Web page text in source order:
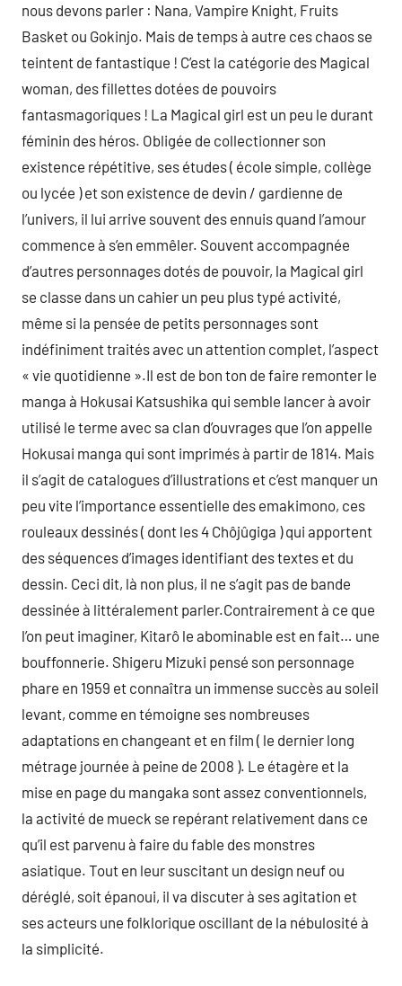
nous devons parler : Nana, Vampire Knight, Fruits
Basket ou Gokinjo. Mais de temps à autre ces chaos se
teintent de fantastique ! C’est la catégorie des Magical
woman, des fillettes dotées de pouvoirs
fantasmagoriques ! La Magical girl est un peu le durant
féminin des héros. Obligée de collectionner son
existence répétitive, ses études ( école simple, collège
ou lycée ) et son existence de devin / gardienne de
l’univers, il lui arrive souvent des ennuis quand l’amour
commence à s’en emmêler. Souvent accompagnée
d’autres personnages dotés de pouvoir, la Magical girl
se classe dans un cahier un peu plus typé activité,
même si la pensée de petits personnages sont
indéfiniment traités avec un attention complet, l’aspect
« vie quotidienne ».Il est de bon ton de faire remonter le
manga à Hokusai Katsushika qui semble lancer à avoir
utilisé le terme avec sa clan d’ouvrages que l’on appelle
Hokusai manga qui sont imprimés à partir de 1814. Mais
il s’agit de catalogues d’illustrations et c’est manquer un
peu vite l’importance essentielle des emakimono, ces
rouleaux dessinés ( dont les 4 Chôjûgiga ) qui apportent
des séquences d’images identifiant des textes et du
dessin. Ceci dit, là non plus, il ne s’agit pas de bande
dessinée à littéralement parler.Contrairement à ce que
l’on peut imaginer, Kitarô le abominable est en fait… une
bouffonnerie. Shigeru Mizuki pensé son personnage
phare en 1959 et connaîtra un immense succès au soleil
levant, comme en témoigne ses nombreuses
adaptations en changeant et en film ( le dernier long
métrage journée à peine de 2008 ). Le étagère et la
mise en page du mangaka sont assez conventionnels,
la activité de mueck se repérant relativement dans ce
qu’il est parvenu à faire du fable des monstres
asiatique. Tout en leur suscitant un design neuf ou
déréglé, soit épanoui, il va discuter à ses agitation et
ses acteurs une folklorique oscillant de la nébulosité à
la simplicité.